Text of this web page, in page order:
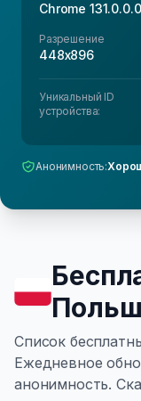
Chrome 131.0.0.0
Разрешение
448x896
Уникальный ID
устройства:
Анонимность:
Список
Ежедневное
анонимность.